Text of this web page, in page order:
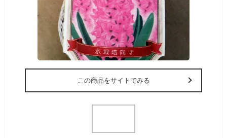
この商品をサイトでみる